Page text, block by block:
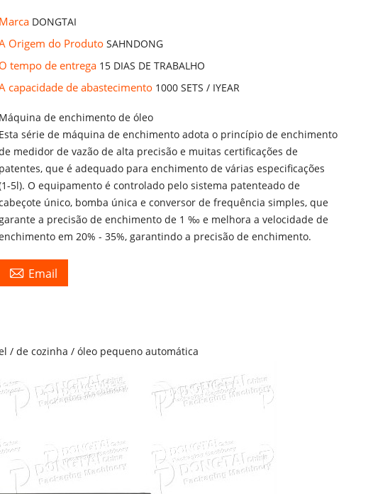
Marca DONGTAI
Origem do ProdutoSAHNDONG
O tempo de entrega 15 DIAS DE TRABALHO
capacidade de abastecimento 1000 SETS / IYEAR
Máquina de enchimento de óleo
Esta série de máquina de enchimento adota o princípio de enchimento
medidor de vazão de alta precisão e muitas certificações de
patentes, que é adequado para enchimento de várias especificações
5l). O equipamento é controlado pelo sistema patenteado de
único, bomba única e conversor de frequência simples, que
garante a precisão de enchimento de 1 ‰ e melhora a velocidade de
em 20% - 35%, garantindo a precisão de enchimento.
 Email
/ de cozinha / óleo pequeno automática